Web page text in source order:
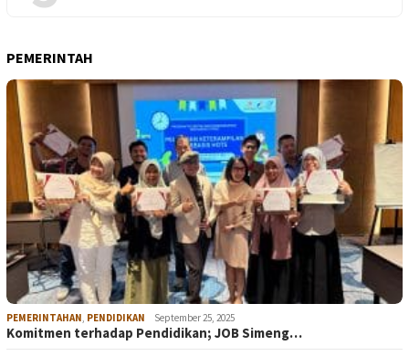
PEMERINTAH
PEMERINTAHAN PENDIDIKAN September 25, 2025
Komitmen terhadap Pendidikan; JOB Simeng…